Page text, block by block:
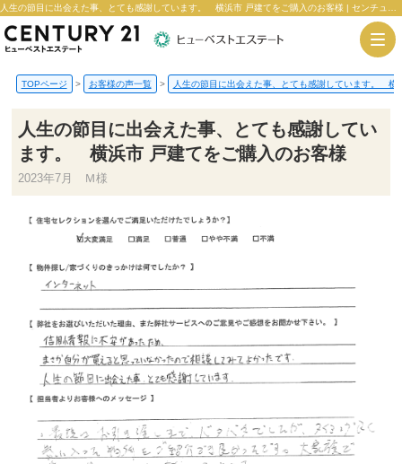
TOPページ > お客様の声一覧 > 人生の節目に出会えた事、とても感謝しています。 横
人生の節目に出会えた事、とても感謝してい
ます。 横浜市 戸建てをご購入のお客様
2023年7月 Ｍ様